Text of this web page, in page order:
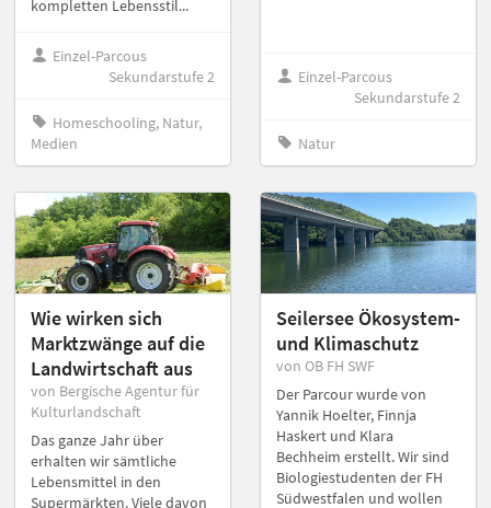
kompletten Lebensstil...
Einzel-Parcous
Sekundarstufe 2
Homeschooling, Natur,
Medien
Einzel-Parcous
Sekundarstufe 2
Natur
Wie wirken sich
Marktzwänge auf die
Landwirtschaft aus
von Bergische Agentur für
Kulturlandschaft
Das ganze Jahr über
erhalten wir sämtliche
Lebensmittel in den
Supermärkten. Viele davon
Seilersee Ökosystem-
und Klimaschutz
von OB FH SWF
Der Parcour wurde von
Yannik Hoelter, Finnja
Haskert und Klara
Bechheim erstellt. Wir sind
Biologiestudenten der FH
Südwestfalen und wollen